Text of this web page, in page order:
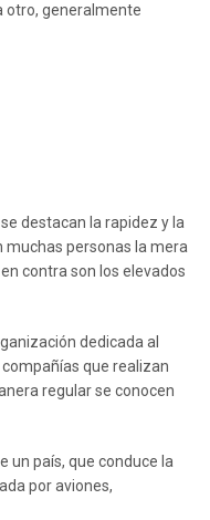
otro, generalmente
destacan la rapidez y la
muchas personas la mera
contra son los elevados
dedicada al
que realizan
regular se conocen
un país, que conduce la
por aviones,